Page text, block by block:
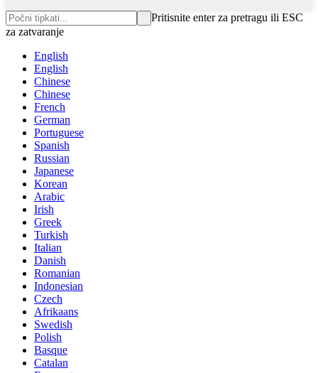
Pritisnite enter za pretragu ili ESC
za zatvaranje
English
English
Chinese
Chinese
French
German
Portuguese
Spanish
Russian
Japanese
Korean
Arabic
Irish
Greek
Turkish
Italian
Danish
Romanian
Indonesian
Czech
Afrikaans
Swedish
Polish
Basque
Catalan